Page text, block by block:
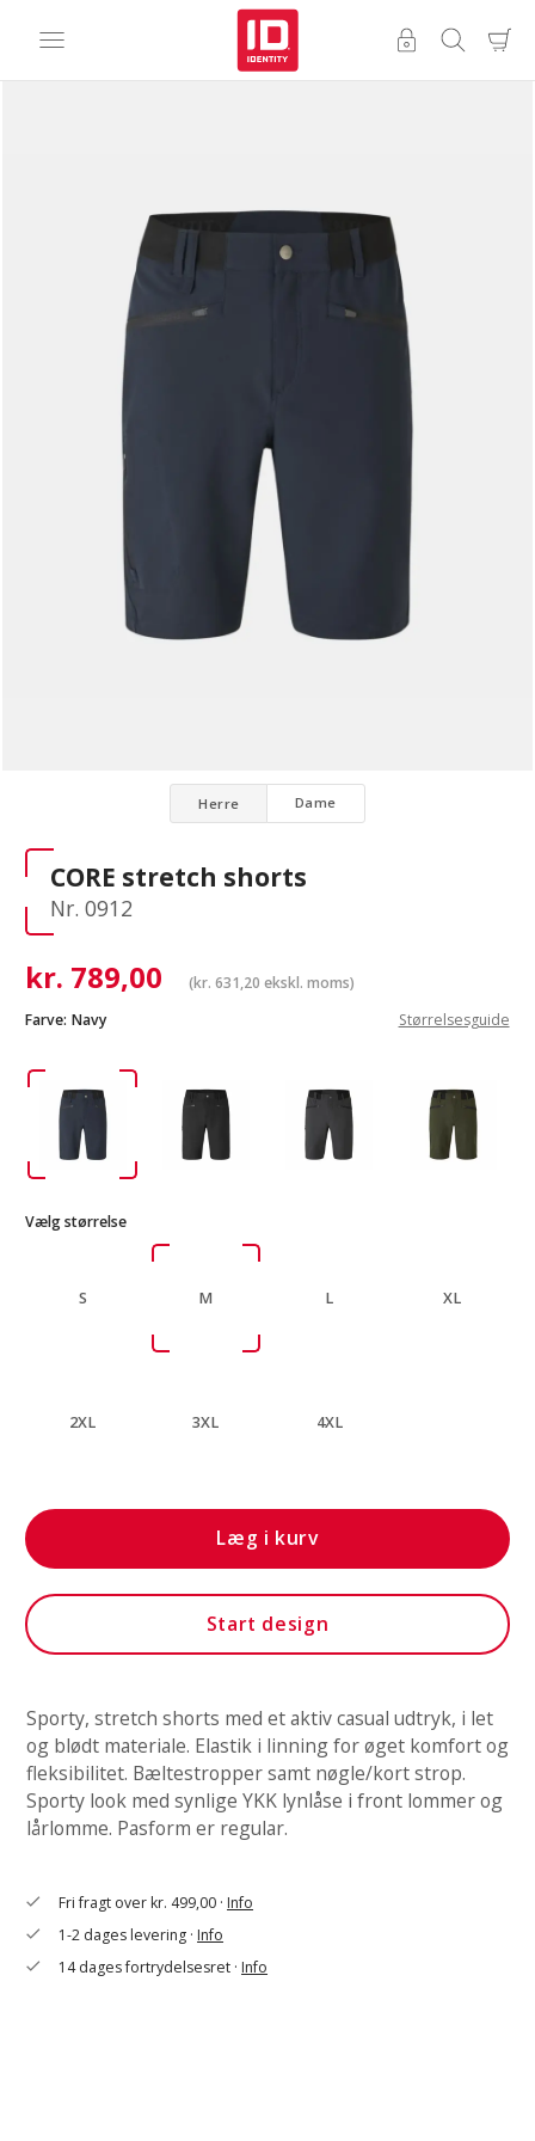
Herre Dame
CORE stretch shorts
Nr. 0912
kr. 789,00 (kr. 631,20 ekskl. moms)
Farve: Navy Størrelsesguide
Vælg størrelse
S M L XL
2XL 3XL 4XL
Læg i kurv
Start design
Sporty, stretch shorts med et aktiv casual udtryk, i let
og blødt materiale. Elastik i linning for øget komfort og
fleksibilitet. Bæltestropper samt nøgle/kort strop.
Sporty look med synlige YKK lynlåse i front lommer og
lårlomme. Pasform er regular.
check Fri fragt over kr. 499,00 ·Info
check 1-2 dages levering ·Info
check 14 dages fortrydelsesret ·Info